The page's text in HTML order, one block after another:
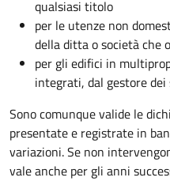
qualsiasi titolo
per le utenze non
della ditta o società che
per gli edifici in
integrati, dal gestore
Sono comunque valide le
presentate e registrate in
variazioni. Se non
vale anche per gli anni